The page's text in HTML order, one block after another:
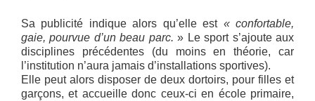
Sa publicité indique alors qu’elle est « confortable,
gaie, pourvue d’un beau parc.» Le sport s’ajoute aux
disciplines précédentes (du moins en théorie, car
l’institution n’aura jamais d’installations sportives).
Elle peut alors disposer de deux dortoirs, pour filles et
garçons, et accueille donc ceux-ci en école primaire,